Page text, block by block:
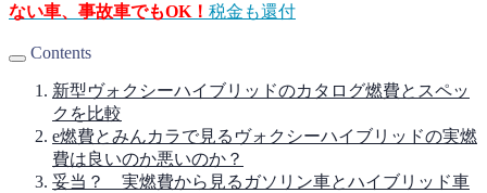
ない車、事故車でもOK！ 税金も還付
Contents
新型ヴォクシーハイブリッドのカタログ燃費とスペッ
クを比較
e燃費とみんカラで見るヴォクシーハイブリッドの実燃
費は良いのか悪いのか？
妥当？ 実燃費から見るガソリン車とハイブリッド車